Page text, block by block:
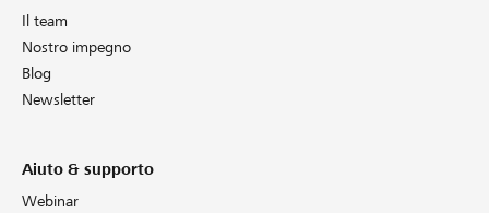
Il team
Nostro impegno
Blog
Newsletter
Aiuto & supporto
Webinar